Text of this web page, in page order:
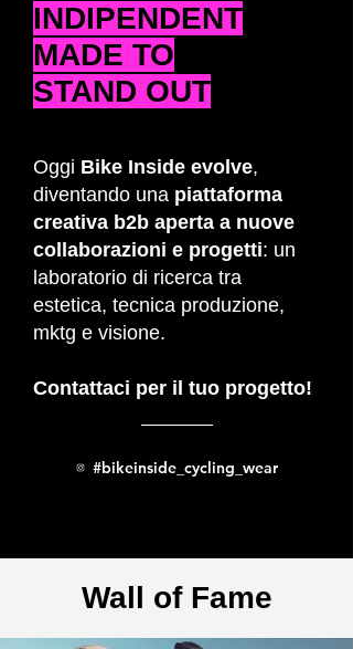
INDIPENDENT
MADE TO
STAND OUT
Oggi Bike Inside evolve,
diventando una piattaforma
creativa b2b aperta a nuove
collaborazioni e progetti: un
laboratorio di ricerca tra
estetica, tecnica produzione,
mktg e visione.
Contattaci per il tuo progetto!
#bikeinside_cycling_wear
Wall of Fame